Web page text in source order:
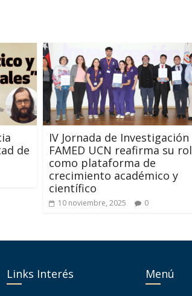
de
IV Jornada de Investigación
FAMED UCN reafirma su rol
como plataforma de
crecimiento académico y
científico
10 noviembre, 2025 0
Links Interés Menú